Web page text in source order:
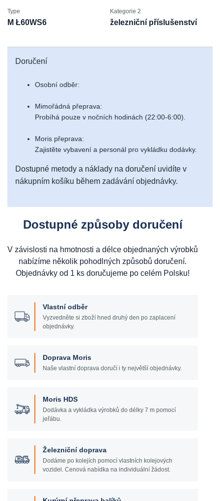
Type
M Ł60WS6
Kategorie 2
železniční příslušenství
Doručení
Osobní odběr:
Mimořádná přeprava:
Probíhá pouze v nočních hodinách (22:00-6:00).
Moris přeprava:
Zajistěte vybavení a personál pro vykládku dodávky.
Dostupné metody a náklady na doručení uvidíte v
nákupním košíku během zadávání objednávky.
Dostupné způsoby doručení
V závislosti na hmotnosti a délce objednaných výrobků
nabízíme několik pohodlných způsobů doručení.
Objednávky od 1 ks doručujeme po celém Polsku!
Vlastní odběr
Vyzvedněte si zboží hned druhý den po zaplacení
objednávky.
Doprava Moris
Naše vlastní doprava doručí i ty největší objednávky.
Moris HDS
Dodávka a vykládka výrobků do délky 7 m pomocí
jeřábu.
Železniční doprava
Dodáme po kolejích pomocí vlastních kolejových
vozidel. Cenová nabídka na individuální žádost.